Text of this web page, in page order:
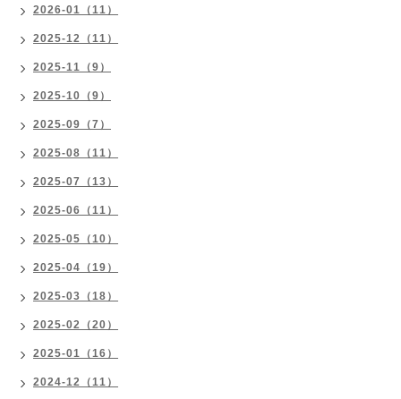
2026-01（11）
2025-12（11）
2025-11（9）
2025-10（9）
2025-09（7）
2025-08（11）
2025-07（13）
2025-06（11）
2025-05（10）
2025-04（19）
2025-03（18）
2025-02（20）
2025-01（16）
2024-12（11）